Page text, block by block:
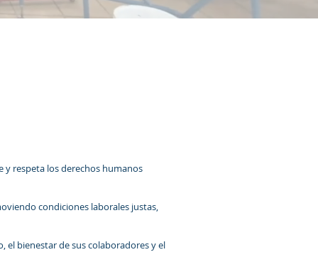
y respeta los derechos humanos
condiciones laborales justas,
el bienestar de sus colaboradores y el